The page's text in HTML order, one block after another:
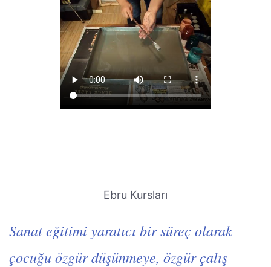
Ebru Kursları
Sanat eğitimi yaratıcı bir süreç olarak
çocuğu özgür düşünmeye, özgür çalış